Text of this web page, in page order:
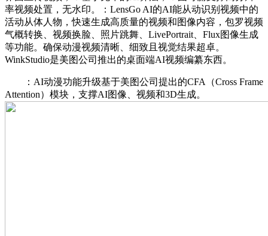
率视频处置，无水印。：LensGo AI的AI能从动识别视频中的
活动从体人物，快速生成高质量的视频和图像内容，包罗视频
气概转换、视频换脸、照片跳舞、LivePortrait、Flux图像生成
等功能。确保动漫视频清晰、细致且视觉结果超卓。
WinkStudio是美图公司推出的桌面端AI视频编纂东西。
：AI动漫功能升级基于美图公司提出的CFA（Cross Frame
Attention）模块，支撑AI图像、视频和3D生成。